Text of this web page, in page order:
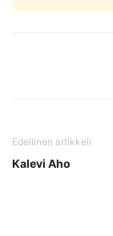
Edellinen artikkeli
Kalevi Aho